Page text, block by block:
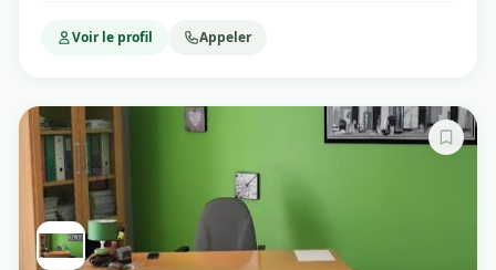
Voir le profil Appeler